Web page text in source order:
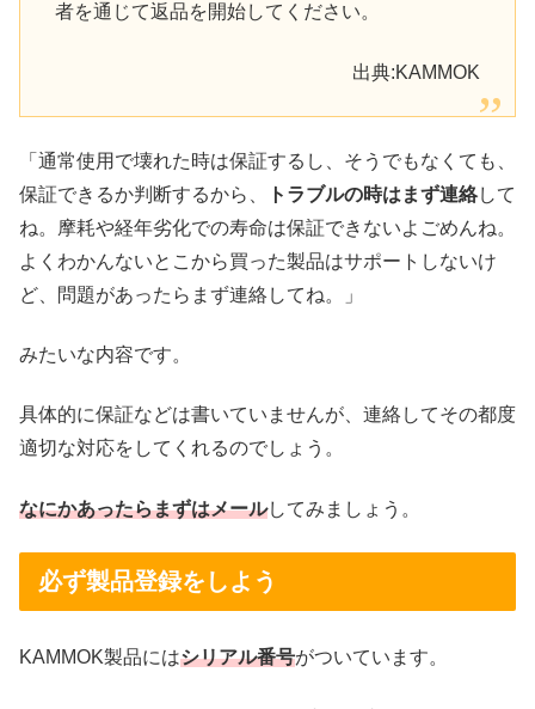
者を通じて返品を開始してください。
出典:KAMMOK
「通常使用で壊れた時は保証するし、そうでもなくても、
保証できるか判断するから、
トラブルの時はまず連絡して
ね。摩耗や経年劣化での寿命は保証できないよごめんね。
よくわかんないとこから買った製品はサポートしないけ
ど、問題があったらまず連絡してね。」
みたいな内容です。
具体的に保証などは書いていませんが、連絡してその都度
適切な対応をしてくれるのでしょう。
なにかあったらまずはメールしてみましょう。
必ず製品登録をしよう
KAMMOK製品にはシリアル番号がついています。